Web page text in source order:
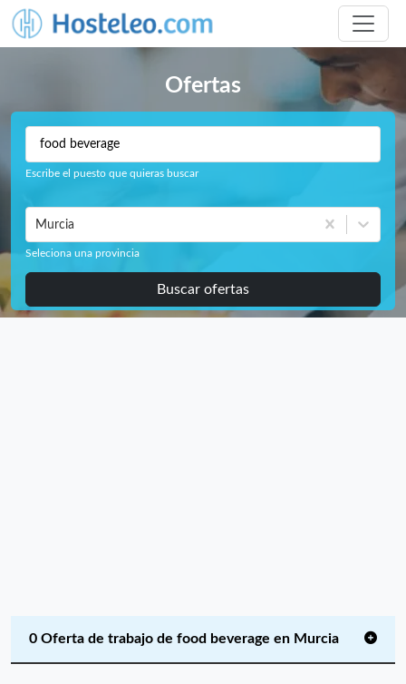
Ofertas
Escribe el puesto que quieras buscar
Murcia
Seleciona una provincia
Buscar ofertas
0 Oferta de trabajo de food beverage en Murcia